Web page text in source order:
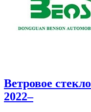
Ветровое стекло
2022–